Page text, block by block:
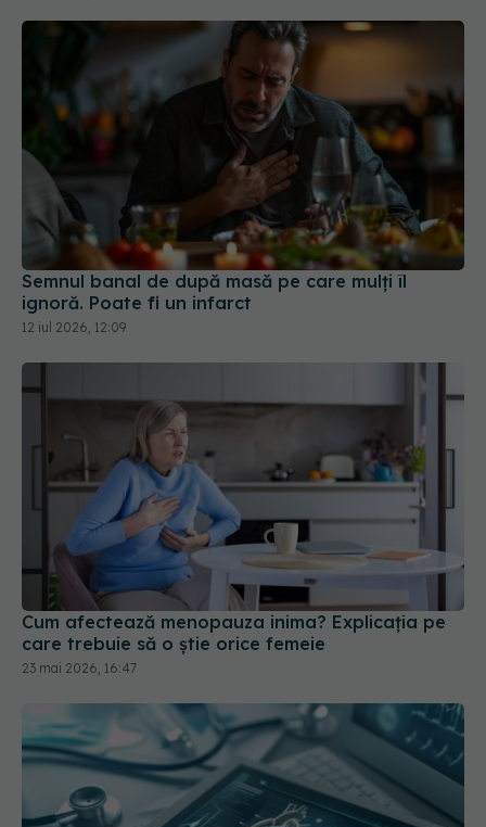
Semnul banal de după masă pe care mulți îl
ignoră. Poate fi un infarct
12 iul 2026, 12:09
Cum afectează menopauza inima? Explicația pe
care trebuie să o știe orice femeie
23 mai 2026, 16:47